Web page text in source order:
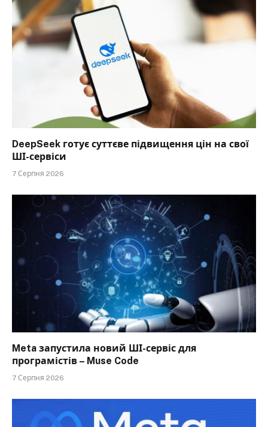
DeepSeek готує суттєве підвищення цін на свої
ШІ-сервіси
7 Серпня 2026
Meta запустила новий ШІ-сервіс для
програмістів – Muse Code
7 Серпня 2026